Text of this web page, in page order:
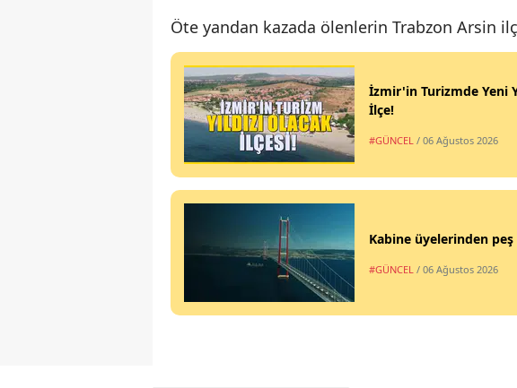
Öte yandan kazada ölenlerin Trabzon Arsin
İzmir'in Turizmde Yeni
İlçe!
#GÜNCEL / 06 Ağustos 2026
Kabine üyelerinden peş
#GÜNCEL / 06 Ağustos 2026